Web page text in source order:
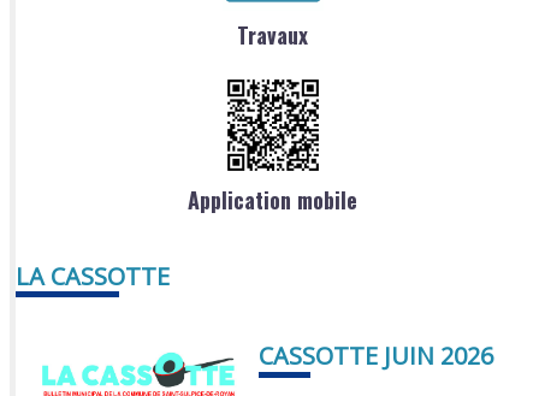
Travaux
Application mobile
LA CASSOTTE
CASSOTTE JUIN 2026